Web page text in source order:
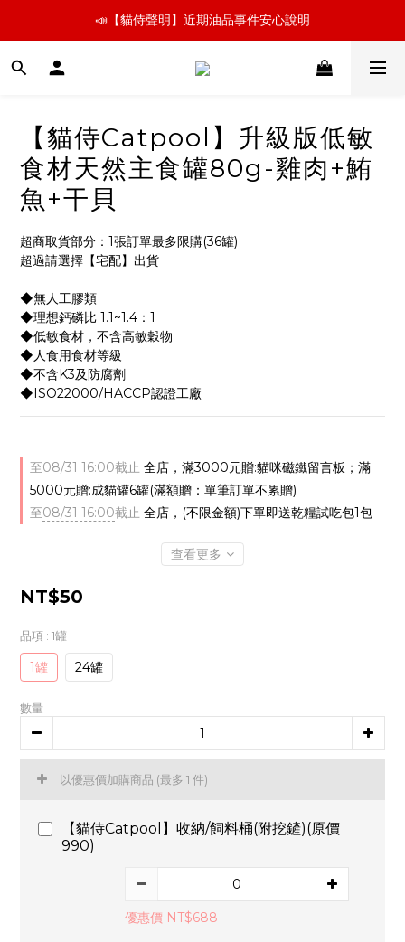
📣【貓侍聲明】近期油品事件安心說明
📣【貓侍聲明】近期油品事件安心說明
新朋友嚐鮮 🚛小份量超取免運組   👉飼料、罐罐立即看
【貓侍Catpool】升級版低敏
食材天然主食罐80g-雞肉+鮪
魚+干貝
超商取貨部分：1張訂單最多限購(36罐)
超過請選擇【宅配】出貨
◆無人工膠類
◆理想鈣磷比 1.1~1.4：1
◆低敏食材，不含高敏穀物
◆人食用食材等級
◆不含K3及防腐劑
◆ISO22000/HACCP認證工廠
至08/31 16:00截止 全店，滿3000元贈:貓咪磁鐵留言板；滿
5000元贈:成貓罐6罐(滿額贈：單筆訂單不累贈)
至08/31 16:00截止 全店，(不限金額)下單即送乾糧試吃包1包
查看更多
NT$50
品項 : 1罐
1罐 24罐
數量
以優惠價加購商品 (最多 1 件)
【貓侍Catpool】收納/飼料桶(附挖鏟)(原價
990)
優惠價 NT$688